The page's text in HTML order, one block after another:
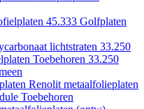
45.333 Golfplaten
lichtstraten 33.250
Toebehoren 33.250
Renolit metaalfolieplaten
Toebehoren